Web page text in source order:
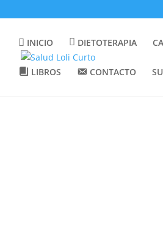
INICIO DIETOTERAPIA
LIBROS CONTACTO